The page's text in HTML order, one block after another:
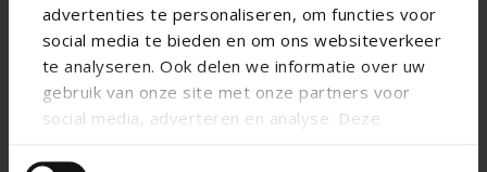
advertenties te personaliseren, om functies voor
social media te bieden en om ons websiteverkeer
te analyseren. Ook delen we informatie over uw
gebruik van onze site met onze partners voor
social media, adverteren en analyse. Deze